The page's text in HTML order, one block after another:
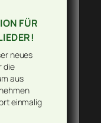
FÜR
neues
die
aus
einmalig